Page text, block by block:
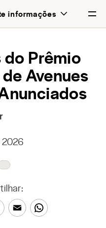
informações
Prêmio
Avenues
2026